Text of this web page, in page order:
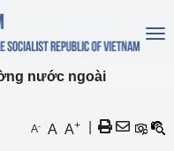
nước ngoài
A- A A+